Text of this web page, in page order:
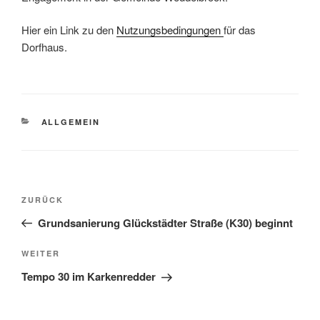
Hier ein Link zu den Nutzungsbedingungenfür das
Dorfhaus.
ALLGEMEIN
ZURÜCK
Grundsanierung Glückstädter Straße (K30) beginnt
WEITER
Tempo 30 im Karkenredder